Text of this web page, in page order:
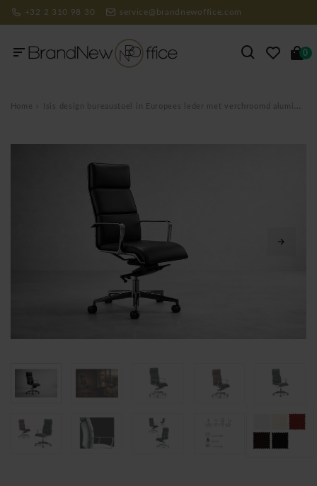
+32 2 310 98 30 service@brandnewoffice.com
0
Home Isis design bureaustoel in Europees leder met verchroomd aluminium onderstel